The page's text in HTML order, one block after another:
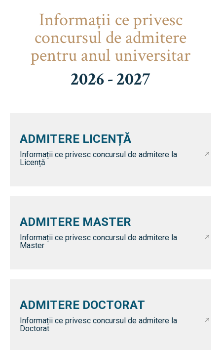
Informaţii ce privesc
concursul de admitere
pentru anul universitar
2026 - 2027
ADMITERE LICENȚĂ
Informații ce privesc concursul de admitere la
Licență
ADMITERE MASTER
Informații ce privesc concursul de admitere la
Master
ADMITERE DOCTORAT
Informații ce privesc concursul de admitere la
Doctorat